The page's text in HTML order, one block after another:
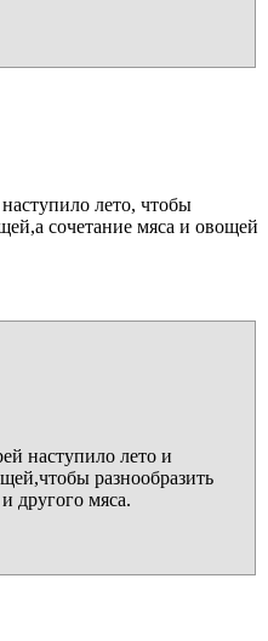
лето, чтобы
сочетание мяса и овощей
наступило лето и
разнообразить
другого мяса.